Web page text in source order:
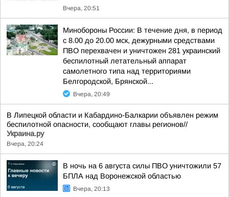
Вчера, 20:51
Минобороны России: В течение дня, в период
с 8.00 до 20.00 мск, дежурными средствами
ПВО перехвачен и уничтожен 281 украинский
беспилотный летательный аппарат
самолетного типа над территориями
Белгородской, Брянской...
Вчера, 20:49
В Липецкой области и Кабардино-Балкарии объявлен режим
беспилотной опасности, сообщают главы регионов//
Украина.ру
Вчера, 20:24
В ночь на 6 августа силы ПВО уничтожили 57
БПЛА над Воронежской областью
Вчера, 20:13